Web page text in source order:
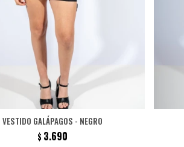
VESTIDO GALÁPAGOS - NEGRO
$ 3.690